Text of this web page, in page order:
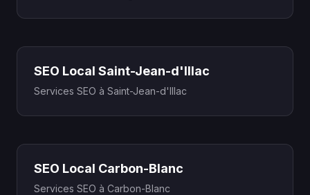
SEO Local Saint-Jean-d'Illac
Services SEO à Saint-Jean-d'Illac
SEO Local Carbon-Blanc
Services SEO à Carbon-Blanc